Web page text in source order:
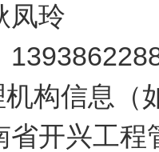
凤玲
构信息（
省开兴工程